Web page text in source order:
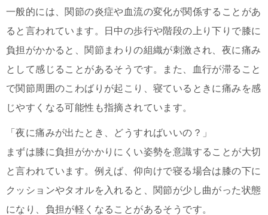
一般的には、関節の炎症や血流の変化が関係することがあ
ると言われています。日中の歩行や階段の上り下りで膝に
負担がかかると、関節まわりの組織が刺激され、夜に痛み
として感じることがあるそうです。また、血行が滞ること
で関節周囲のこわばりが起こり、寝ているときに痛みを感
じやすくなる可能性も指摘されています。
「夜に痛みが出たとき、どうすればいいの？」
まずは膝に負担がかかりにくい姿勢を意識することが大切
と言われています。例えば、仰向けで寝る場合は膝の下に
クッションやタオルを入れると、関節が少し曲がった状態
になり、負担が軽くなることがあるそうです。